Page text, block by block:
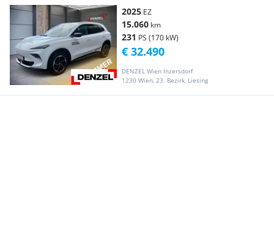
2025 EZ
15.060 km
231 PS (170 kW)
DENZEL Wien Inzersdorf
1230 Wien, 23. Bezirk, Liesing
€ 32.490